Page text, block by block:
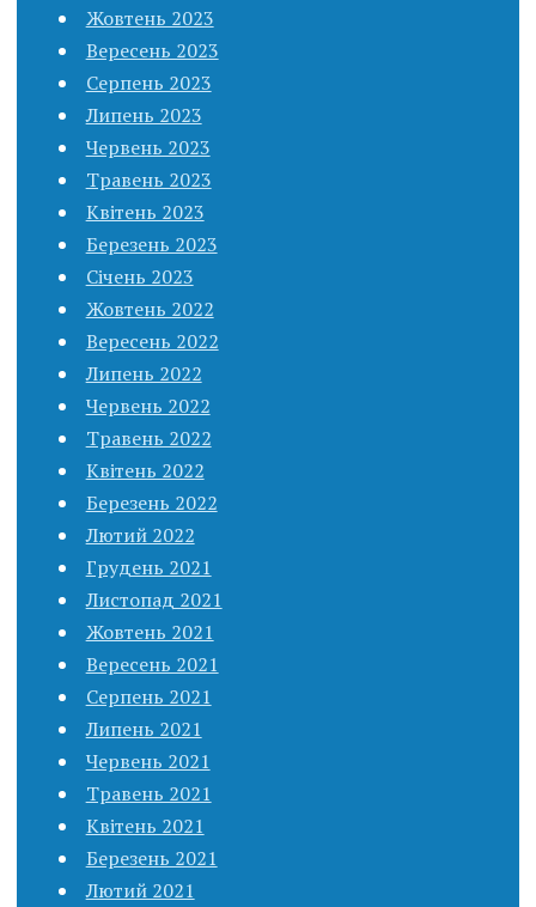
Жовтень 2023
Вересень 2023
Серпень 2023
Липень 2023
Червень 2023
Травень 2023
Квітень 2023
Березень 2023
Січень 2023
Жовтень 2022
Вересень 2022
Липень 2022
Червень 2022
Травень 2022
Квітень 2022
Березень 2022
Лютий 2022
Грудень 2021
Листопад 2021
Жовтень 2021
Вересень 2021
Серпень 2021
Липень 2021
Червень 2021
Травень 2021
Квітень 2021
Березень 2021
Лютий 2021